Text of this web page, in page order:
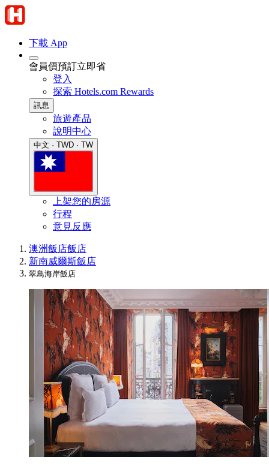
下載 App
會員價預訂立即省
登入
探索 Hotels.com Rewards
訊息
旅遊產品
說明中心
中文 · TWD · TW
上架您的房源
行程
意見反應
澳洲飯店飯店
新南威爾斯飯店
翠鳥海岸飯店